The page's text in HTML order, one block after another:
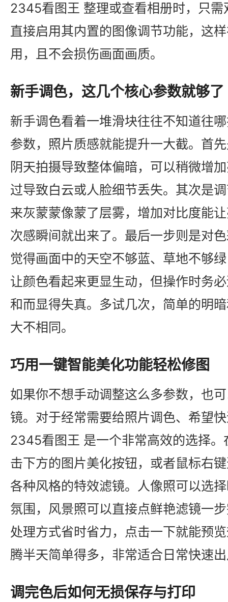
2345看图王 整理或查看相册时，只
直接启用其内置的图像调节功能，这
用，且不会损伤画面画质。
新手调色，这几个核心参数就够了
新手调色看着一堆滑块往往不知道往
参数，照片质感就能提升一大截。首
阴天拍摄导致整体偏暗，可以稍微增
过导致白云或人脸细节丢失。其次是
来灰蒙蒙像蒙了层雾，增加对比度能
次感瞬间就出来了。最后一步则是对
觉得画面中的天空不够蓝、草地不够
让颜色看起来更显生动，但操作时务
和而显得失真。多试几次，简单的明
大不相同。
巧用一键智能美化功能轻松修图
如果你不想手动调整这么多参数，也
镜。对于经常需要给照片调色、希望
2345看图王 是一个非常高效的选择
击下方的图片美化按钮，或者鼠标右
各种风格的特效滤镜。人像照可以选
氛围，风景照可以直接点鲜艳滤镜一
处理方式省时省力，点击一下就能预
腾半天简单得多，非常适合日常快速
调完色后如何无损保存与打印